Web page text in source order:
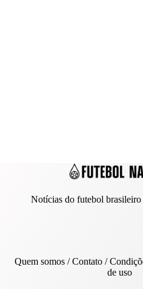
Notícias do futebol
Quem somos/Contato/
de uso